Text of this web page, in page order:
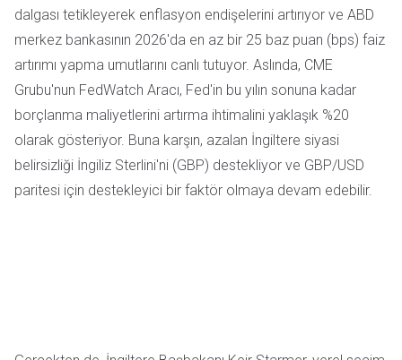
dalgası tetikleyerek enflasyon endişelerini artırıyor ve ABD
merkez bankasının 2026'da en az bir 25 baz puan (bps) faiz
artırımı yapma umutlarını canlı tutuyor. Aslında, CME
Grubu'nun FedWatch Aracı, Fed'in bu yılın sonuna kadar
borçlanma maliyetlerini artırma ihtimalini yaklaşık %20
olarak gösteriyor. Buna karşın, azalan İngiltere siyasi
belirsizliği İngiliz Sterlini'ni (GBP) destekliyor ve GBP/USD
paritesi için destekleyici bir faktör olmaya devam edebilir.